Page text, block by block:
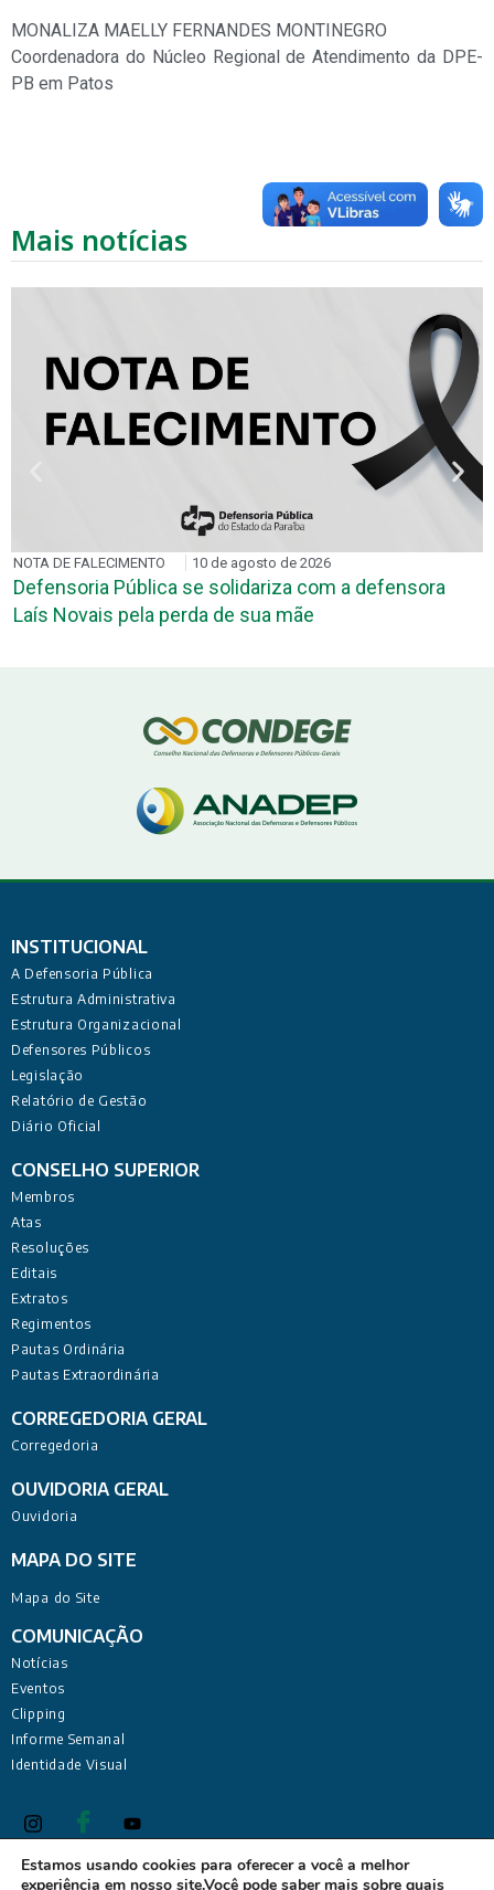
MONALIZA MAELLY FERNANDES MONTINEGRO
Coordenadora do Núcleo Regional de Atendimento da DPE-
PB em Patos
Mais notícias
NOTA DE FALECIMENTO 10 de agosto de 2026
Defensoria Pública se solidariza com a defensora
Laís Novais pela perda de sua mãe
INSTITUCIONAL
A Defensoria Pública
Estrutura Administrativa
Estrutura Organizacional
Defensores Públicos
Legislação
Relatório de Gestão
Diário Oficial
CONSELHO SUPERIOR
Membros
Atas
Resoluções
Editais
Extratos
Regimentos
Pautas Ordinária
Pautas Extraordinária
CORREGEDORIA GERAL
Corregedoria
OUVIDORIA GERAL
Ouvidoria
MAPA DO SITE
Mapa do Site
COMUNICAÇÃO
Notícias
Eventos
Clipping
Informe Semanal
Identidade Visual
Estamos usando cookies para oferecer a você a melhor
experiência em nosso site.Você pode saber mais sobre quais